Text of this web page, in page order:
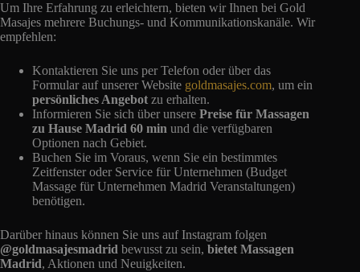
Um Ihre Erfahrung zu erleichtern, bieten wir Ihnen bei Gold
Masajes mehrere Buchungs- und Kommunikationskanäle. Wir
empfehlen:
Kontaktieren Sie uns per Telefon oder über das
Formular auf unserer Website goldmasajes.com, um ein
persönliches Angebot zu erhalten.
Informieren Sie sich über unsere Preise für Massagen
zu Hause Madrid 60 min und die verfügbaren
Optionen nach Gebiet.
Buchen Sie im Voraus, wenn Sie ein bestimmtes
Zeitfenster oder Service für Unternehmen (Budget
Massage für Unternehmen Madrid Veranstaltungen)
benötigen.
Darüber hinaus können Sie uns auf Instagram folgen
@goldmasajesmadrid bewusst zu sein, bietet Massagen
Madrid, Aktionen und Neuigkeiten.